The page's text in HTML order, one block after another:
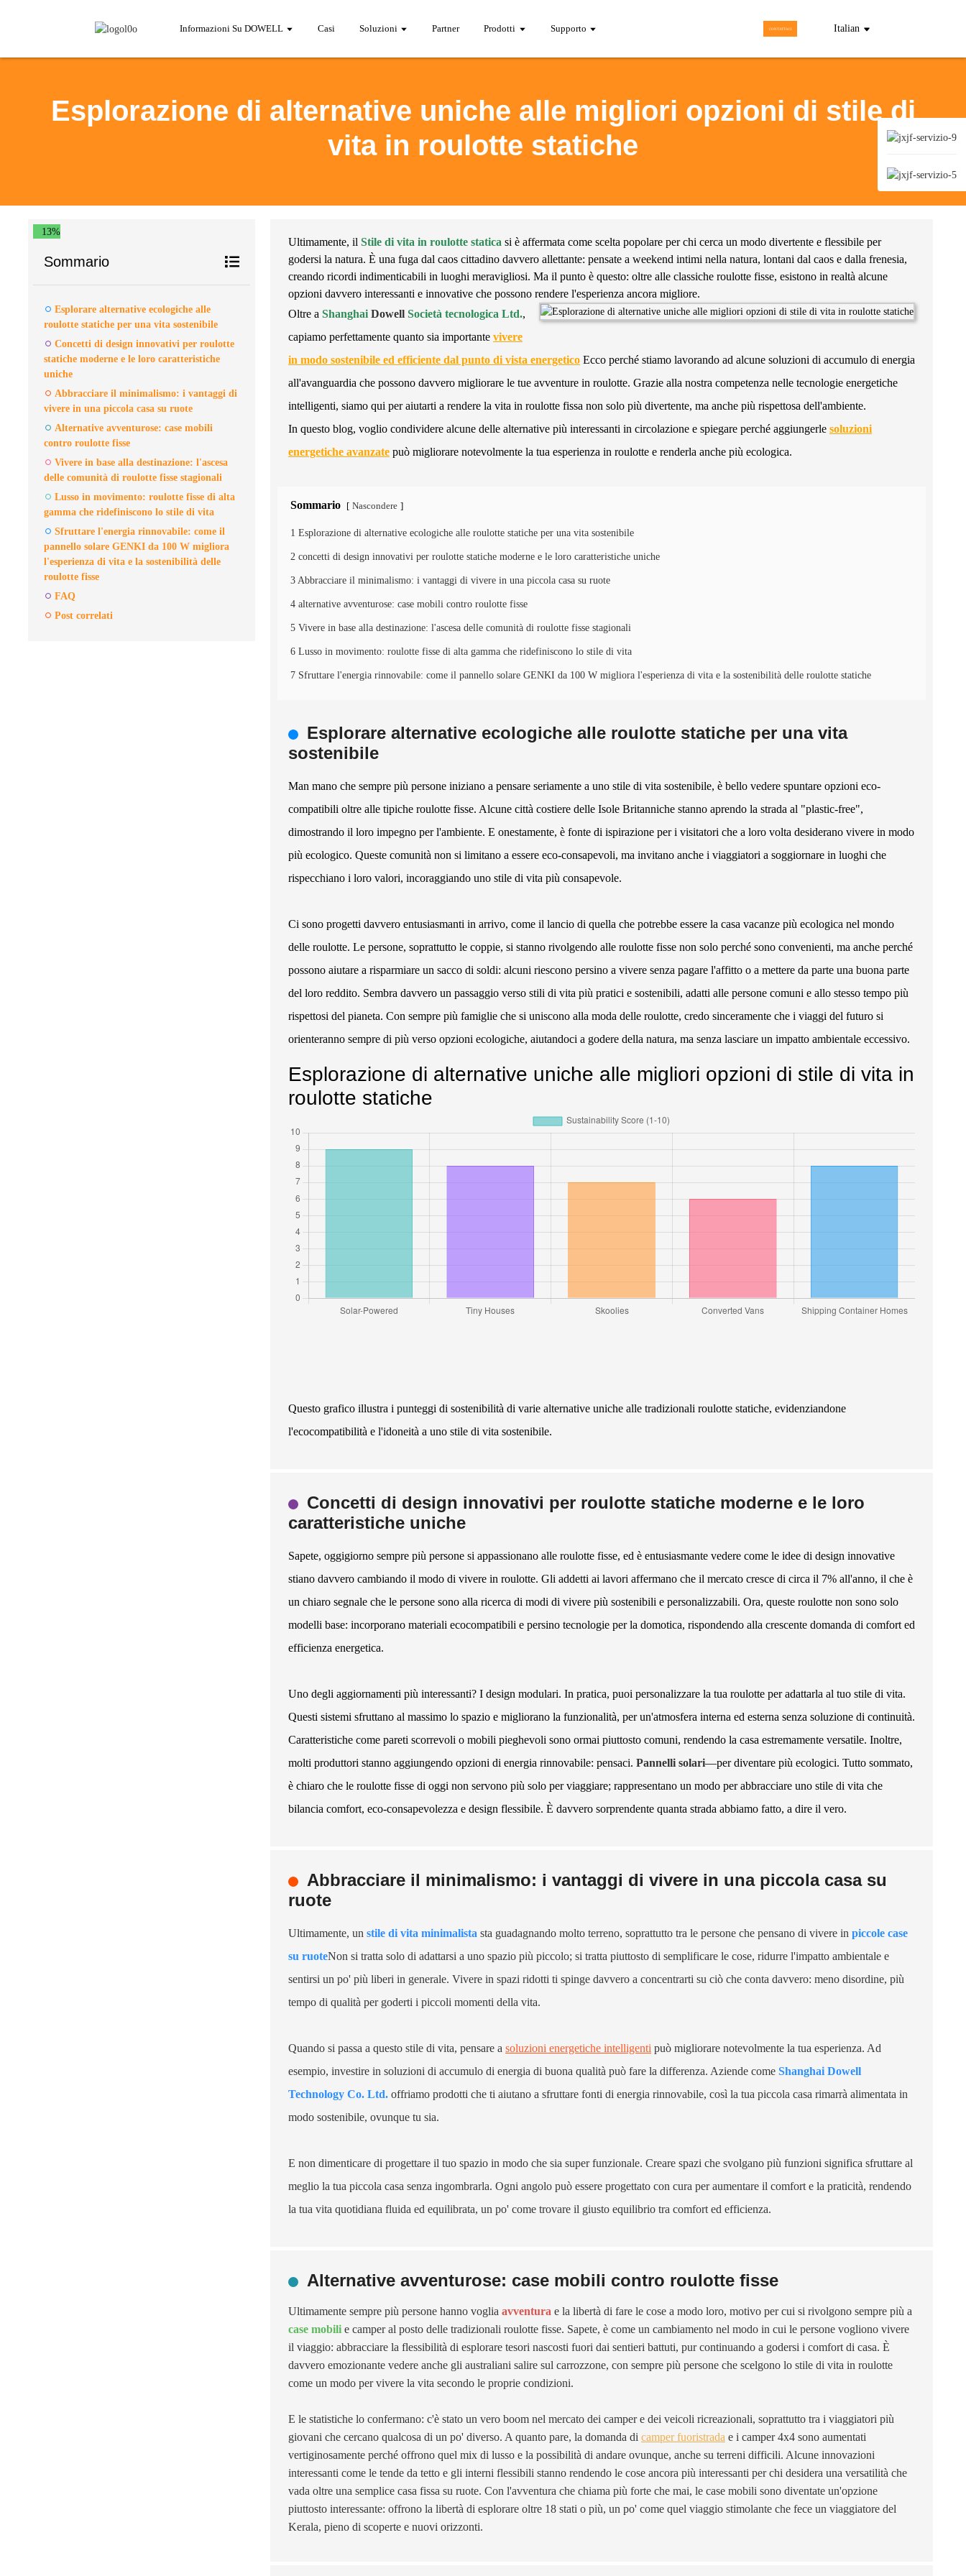
Informazioni Su DOWELL Casi Soluzioni Partner Prodotti Supporto CONTATTACI Italian
Esplorazione di alternative uniche alle migliori opzioni di stile di
vita in roulotte statiche
13%
Sommario
Esplorare alternative ecologiche alle
roulotte statiche per una vita sostenibile
Concetti di design innovativi per roulotte
statiche moderne e le loro caratteristiche
uniche
Abbracciare il minimalismo: i vantaggi di
vivere in una piccola casa su ruote
Alternative avventurose: case mobili
contro roulotte fisse
Vivere in base alla destinazione: l'ascesa
delle comunità di roulotte fisse stagionali
Lusso in movimento: roulotte fisse di alta
gamma che ridefiniscono lo stile di vita
Sfruttare l'energia rinnovabile: come il
pannello solare GENKI da 100 W migliora
l'esperienza di vita e la sostenibilità delle
roulotte fisse
FAQ
Post correlati
Ultimamente, il Stile di vita in roulotte statica si è affermata come scelta popolare per chi cerca un modo divertente e flessibile per
godersi la natura. È una fuga dal caos cittadino davvero allettante: pensate a weekend intimi nella natura, lontani dal caos e dalla frenesia,
creando ricordi indimenticabili in luoghi meravigliosi. Ma il punto è questo: oltre alle classiche roulotte fisse, esistono in realtà alcune
opzioni davvero interessanti e innovative che possono rendere l'esperienza ancora migliore.
Oltre a Shanghai Dowell Società tecnologica Ltd.,
capiamo perfettamente quanto sia importante vivere
in modo sostenibile ed efficiente dal punto di vista energetico Ecco perché stiamo lavorando ad alcune soluzioni di accumulo di energia
all'avanguardia che possono davvero migliorare le tue avventure in roulotte. Grazie alla nostra competenza nelle tecnologie energetiche
intelligenti, siamo qui per aiutarti a rendere la vita in roulotte fissa non solo più divertente, ma anche più rispettosa dell'ambiente.
In questo blog, voglio condividere alcune delle alternative più interessanti in circolazione e spiegare perché aggiungerle soluzioni
energetiche avanzate può migliorare notevolmente la tua esperienza in roulotte e renderla anche più ecologica.
Sommario [ Nascondere ]
1 Esplorazione di alternative ecologiche alle roulotte statiche per una vita sostenibile
2 concetti di design innovativi per roulotte statiche moderne e le loro caratteristiche uniche
3 Abbracciare il minimalismo: i vantaggi di vivere in una piccola casa su ruote
4 alternative avventurose: case mobili contro roulotte fisse
5 Vivere in base alla destinazione: l'ascesa delle comunità di roulotte fisse stagionali
6 Lusso in movimento: roulotte fisse di alta gamma che ridefiniscono lo stile di vita
7 Sfruttare l'energia rinnovabile: come il pannello solare GENKI da 100 W migliora l'esperienza di vita e la sostenibilità delle roulotte statiche
Esplorare alternative ecologiche alle roulotte statiche per una vita
sostenibile
Man mano che sempre più persone iniziano a pensare seriamente a uno stile di vita sostenibile, è bello vedere spuntare opzioni eco-
compatibili oltre alle tipiche roulotte fisse. Alcune città costiere delle Isole Britanniche stanno aprendo la strada al "plastic-free",
dimostrando il loro impegno per l'ambiente. E onestamente, è fonte di ispirazione per i visitatori che a loro volta desiderano vivere in modo
più ecologico. Queste comunità non si limitano a essere eco-consapevoli, ma invitano anche i viaggiatori a soggiornare in luoghi che
rispecchiano i loro valori, incoraggiando uno stile di vita più consapevole.
Ci sono progetti davvero entusiasmanti in arrivo, come il lancio di quella che potrebbe essere la casa vacanze più ecologica nel mondo
delle roulotte. Le persone, soprattutto le coppie, si stanno rivolgendo alle roulotte fisse non solo perché sono convenienti, ma anche perché
possono aiutare a risparmiare un sacco di soldi: alcuni riescono persino a vivere senza pagare l'affitto o a mettere da parte una buona parte
del loro reddito. Sembra davvero un passaggio verso stili di vita più pratici e sostenibili, adatti alle persone comuni e allo stesso tempo più
rispettosi del pianeta. Con sempre più famiglie che si uniscono alla moda delle roulotte, credo sinceramente che i viaggi del futuro si
orienteranno sempre di più verso opzioni ecologiche, aiutandoci a godere della natura, ma senza lasciare un impatto ambientale eccessivo.
Esplorazione di alternative uniche alle migliori opzioni di stile di vita in
roulotte statiche
Questo grafico illustra i punteggi di sostenibilità di varie alternative uniche alle tradizionali roulotte statiche, evidenziandone
l'ecocompatibilità e l'idoneità a uno stile di vita sostenibile.
Concetti di design innovativi per roulotte statiche moderne e le loro
caratteristiche uniche
Sapete, oggigiorno sempre più persone si appassionano alle roulotte fisse, ed è entusiasmante vedere come le idee di design innovative
stiano davvero cambiando il modo di vivere in roulotte. Gli addetti ai lavori affermano che il mercato cresce di circa il 7% all'anno, il che è
un chiaro segnale che le persone sono alla ricerca di modi di vivere più sostenibili e personalizzabili. Ora, queste roulotte non sono solo
modelli base: incorporano materiali ecocompatibili e persino tecnologie per la domotica, rispondendo alla crescente domanda di comfort ed
efficienza energetica.
Uno degli aggiornamenti più interessanti? I design modulari. In pratica, puoi personalizzare la tua roulotte per adattarla al tuo stile di vita.
Questi sistemi sfruttano al massimo lo spazio e migliorano la funzionalità, per un'atmosfera interna ed esterna senza soluzione di continuità.
Caratteristiche come pareti scorrevoli o mobili pieghevoli sono ormai piuttosto comuni, rendendo la casa estremamente versatile. Inoltre,
molti produttori stanno aggiungendo opzioni di energia rinnovabile: pensaci. Pannelli solari—per diventare più ecologici. Tutto sommato,
è chiaro che le roulotte fisse di oggi non servono più solo per viaggiare; rappresentano un modo per abbracciare uno stile di vita che
bilancia comfort, eco-consapevolezza e design flessibile. È davvero sorprendente quanta strada abbiamo fatto, a dire il vero.
Abbracciare il minimalismo: i vantaggi di vivere in una piccola casa su
ruote
Ultimamente, un stile di vita minimalista sta guadagnando molto terreno, soprattutto tra le persone che pensano di vivere in piccole case
su ruoteNon si tratta solo di adattarsi a uno spazio più piccolo; si tratta piuttosto di semplificare le cose, ridurre l'impatto ambientale e
sentirsi un po' più liberi in generale. Vivere in spazi ridotti ti spinge davvero a concentrarti su ciò che conta davvero: meno disordine, più
tempo di qualità per goderti i piccoli momenti della vita.
Quando si passa a questo stile di vita, pensare a soluzioni energetiche intelligenti può migliorare notevolmente la tua esperienza. Ad
esempio, investire in soluzioni di accumulo di energia di buona qualità può fare la differenza. Aziende come Shanghai Dowell
Technology Co. Ltd. offriamo prodotti che ti aiutano a sfruttare fonti di energia rinnovabile, così la tua piccola casa rimarrà alimentata in
modo sostenibile, ovunque tu sia.
E non dimenticare di progettare il tuo spazio in modo che sia super funzionale. Creare spazi che svolgano più funzioni significa sfruttare al
meglio la tua piccola casa senza ingombrarla. Ogni angolo può essere progettato con cura per aumentare il comfort e la praticità, rendendo
la tua vita quotidiana fluida ed equilibrata, un po' come trovare il giusto equilibrio tra comfort ed efficienza.
Alternative avventurose: case mobili contro roulotte fisse
Ultimamente sempre più persone hanno voglia avventura e la libertà di fare le cose a modo loro, motivo per cui si rivolgono sempre più a
case mobili e camper al posto delle tradizionali roulotte fisse. Sapete, è come un cambiamento nel modo in cui le persone vogliono vivere
il viaggio: abbracciare la flessibilità di esplorare tesori nascosti fuori dai sentieri battuti, pur continuando a godersi i comfort di casa. È
davvero emozionante vedere anche gli australiani salire sul carrozzone, con sempre più persone che scelgono lo stile di vita in roulotte
come un modo per vivere la vita secondo le proprie condizioni.
E le statistiche lo confermano: c'è stato un vero boom nel mercato dei camper e dei veicoli ricreazionali, soprattutto tra i viaggiatori più
giovani che cercano qualcosa di un po' diverso. A quanto pare, la domanda di camper fuoristrada e i camper 4x4 sono aumentati
vertiginosamente perché offrono quel mix di lusso e la possibilità di andare ovunque, anche su terreni difficili. Alcune innovazioni
interessanti come le tende da tetto e gli interni flessibili stanno rendendo le cose ancora più interessanti per chi desidera una versatilità che
vada oltre una semplice casa fissa su ruote. Con l'avventura che chiama più forte che mai, le case mobili sono diventate un'opzione
piuttosto interessante: offrono la libertà di esplorare oltre 18 stati o più, un po' come quel viaggio stimolante che fece un viaggiatore del
Kerala, pieno di scoperte e nuovi orizzonti.